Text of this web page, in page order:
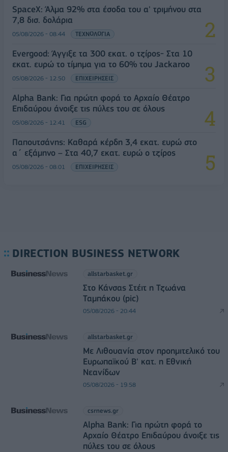
SpaceX: Άλμα 92% στα έσοδα του α' τριμήνου στα
7,8 δισ. δολάρια
05/08/2026 - 08:44 ΤΕΧΝΟΛΟΓΙΑ
Evergood: Άγγιξε τα 300 εκατ. ο τζίρος- Στα 10
εκατ. ευρώ το τίμημα για το 60% του Jackaroo
05/08/2026 - 12:50 ΕΠΙΧΕΙΡΗΣΕΙΣ
Alpha Bank: Για πρώτη φορά το Αρχαίο Θέατρο
Επιδαύρου άνοιξε τις πύλες του σε όλους
05/08/2026 - 12:41 ESG
Παπουτσάνης: Καθαρά κέρδη 3,4 εκατ. ευρώ στο
α΄ εξάμηνο – Στα 40,7 εκατ. ευρώ ο τζίρος
05/08/2026 - 08:01 ΕΠΙΧΕΙΡΗΣΕΙΣ
DIRECTION BUSINESS NETWORK
allstarbasket.gr
Στο Κάνσας Στέιτ η Τζωάνα
Ταμπάκου (pic)
05/08/2026 - 20:44
allstarbasket.gr
Με Λιθουανία στον προημιτελικό του
Ευρωπαϊκού Β' κατ. η Εθνική
Νεανίδων
05/08/2026 - 19:58
csrnews.gr
Alpha Bank: Για πρώτη φορά το
Αρχαίο Θέατρο Επιδαύρου άνοιξε τις
πύλες του σε όλους